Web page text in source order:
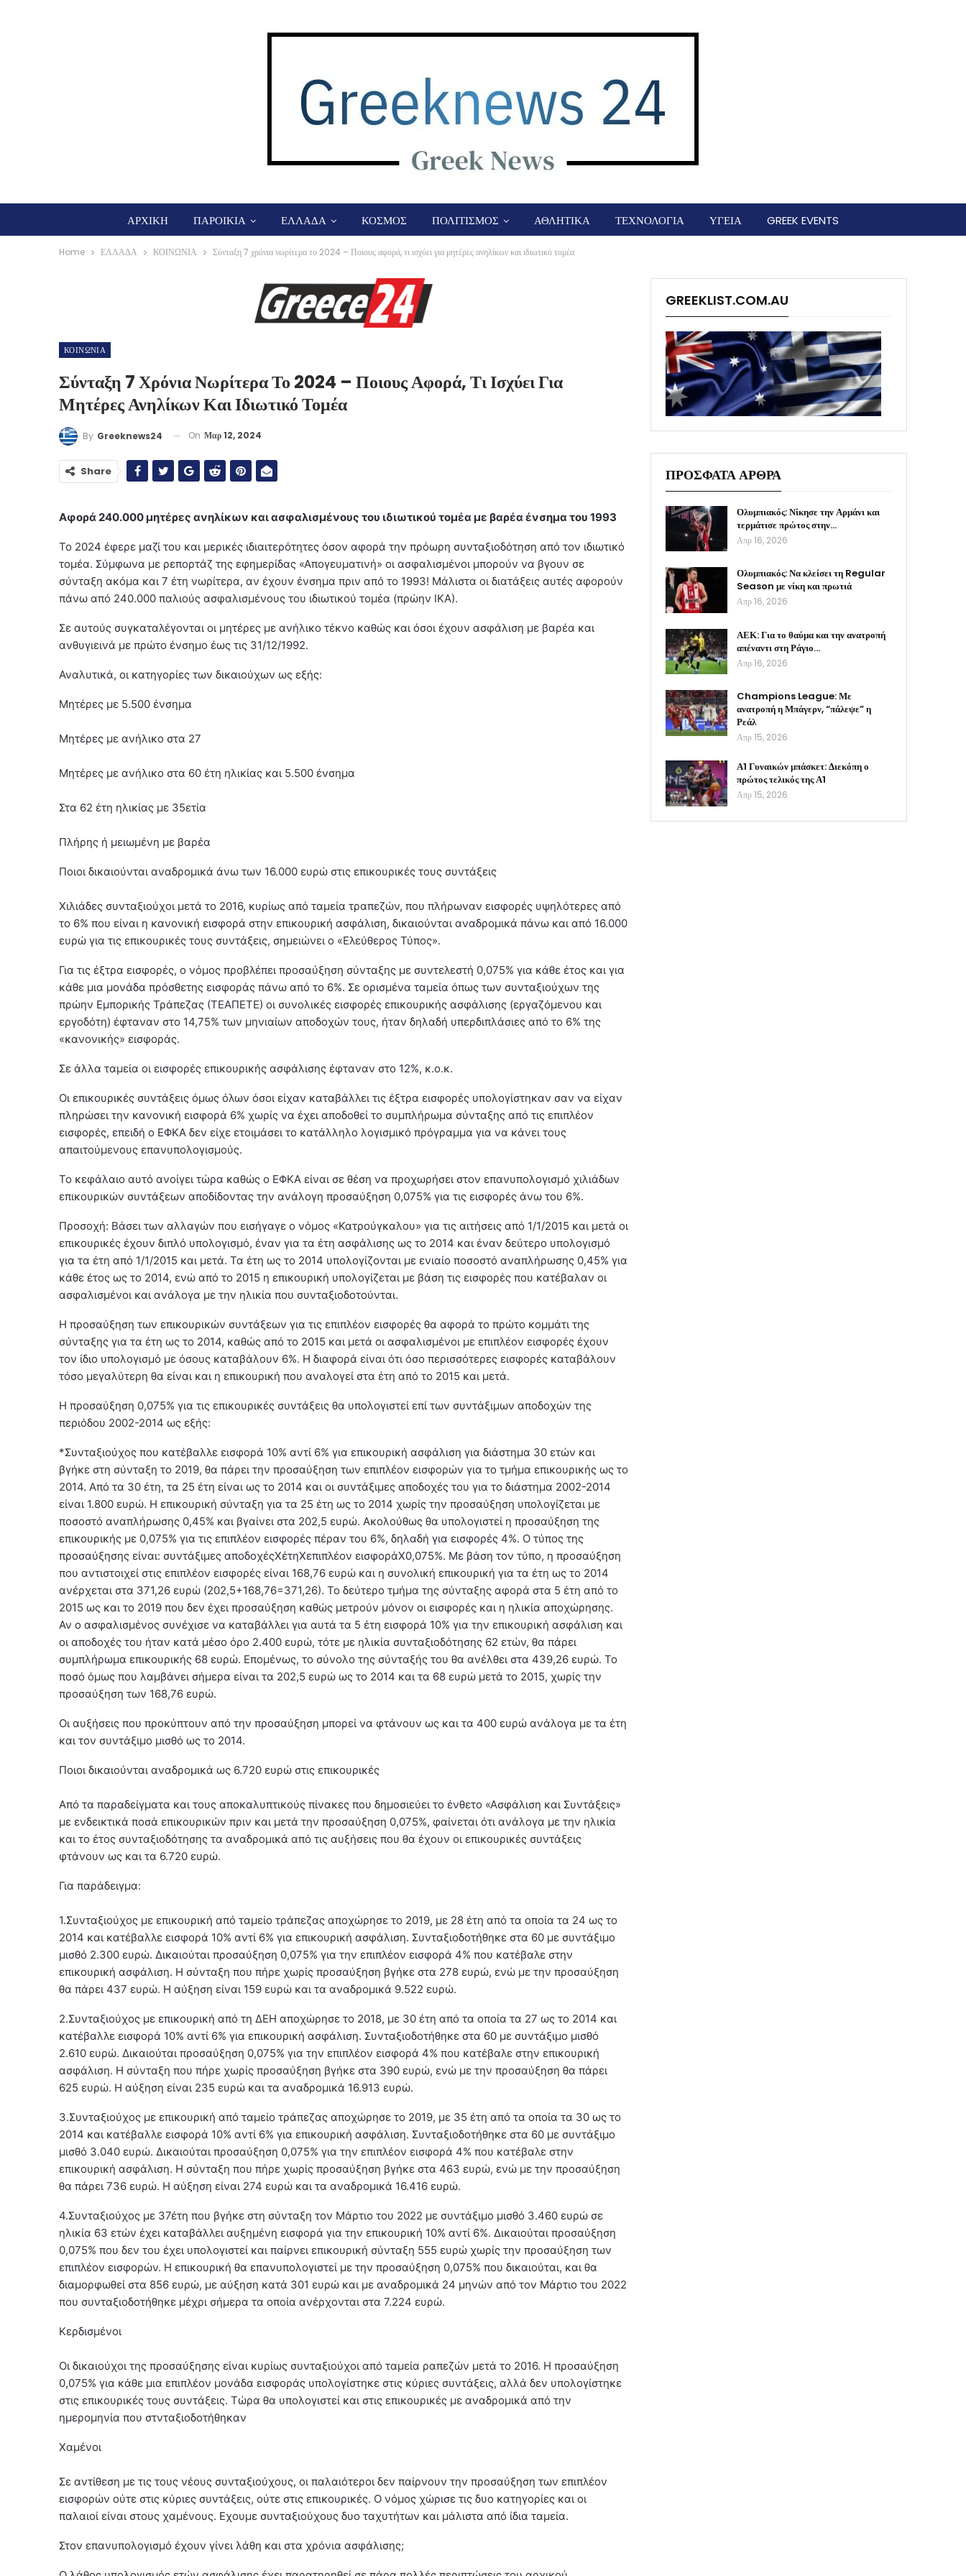
ΑΡΧΙΚΗ ΠΑΡΟΙΚΙΑ ΕΛΛΑΔΑ ΚΟΣΜΟΣ ΠΟΛΙΤΙΣΜΟΣ ΑΘΛΗΤΙΚΑ ΤΕΧΝΟΛΟΓΙΑ ΥΓΕΙΑ GREEK EVENTS
Home ΕΛΛΑΔΑ ΚΟΙΝΩΝΙΑ Σύνταξη 7 χρόνια νωρίτερα το 2024 – Ποιους αφορά, τι ισχύει για μητέρες ανηλίκων και ιδιωτικό τομέα
ΚΟΙΝΩΝΙΑ
Σύνταξη 7 Χρόνια Νωρίτερα Το 2024 – Ποιους Αφορά, Τι Ισχύει Για
Μητέρες Ανηλίκων Και Ιδιωτικό Τομέα
By Greeknews24 On Μαρ 12, 2024
Share
Αφορά 240.000 μητέρες ανηλίκων και ασφαλισμένους του ιδιωτικού τομέα με βαρέα ένσημα του 1993
Το 2024 έφερε μαζί του και μερικές ιδιαιτερότητες όσον αφορά την πρόωρη συνταξιοδότηση από τον ιδιωτικό
τομέα. Σύμφωνα με ρεπορτάζ της εφημερίδας «Απογευματινή» οι ασφαλισμένοι μπορούν να βγουν σε
σύνταξη ακόμα και 7 έτη νωρίτερα, αν έχουν ένσημα πριν από το 1993! Μάλιστα οι διατάξεις αυτές αφορούν
πάνω από 240.000 παλιούς ασφαλισμένους του ιδιωτικού τομέα (πρώην ΙΚΑ).
Σε αυτούς συγκαταλέγονται οι μητέρες με ανήλικο τέκνο καθώς και όσοι έχουν ασφάλιση με βαρέα και
ανθυγιεινά με πρώτο ένσημο έως τις 31/12/1992.
Αναλυτικά, οι κατηγορίες των δικαιούχων ως εξής:
Μητέρες με 5.500 ένσημα
Μητέρες με ανήλικο στα 27
Μητέρες με ανήλικο στα 60 έτη ηλικίας και 5.500 ένσημα
Στα 62 έτη ηλικίας με 35ετία
Πλήρης ή μειωμένη με βαρέα
Ποιοι δικαιούνται αναδρομικά άνω των 16.000 ευρώ στις επικουρικές τους συντάξεις
Χιλιάδες συνταξιούχοι μετά το 2016, κυρίως από ταμεία τραπεζών, που πλήρωναν εισφορές υψηλότερες από
το 6% που είναι η κανονική εισφορά στην επικουρική ασφάλιση, δικαιούνται αναδρομικά πάνω και από 16.000
ευρώ για τις επικουρικές τους συντάξεις, σημειώνει ο «Ελεύθερος Τύπος».
Για τις έξτρα εισφορές, ο νόμος προβλέπει προσαύξηση σύνταξης με συντελεστή 0,075% για κάθε έτος και για
κάθε μια μονάδα πρόσθετης εισφοράς πάνω από το 6%. Σε ορισμένα ταμεία όπως των συνταξιούχων της
πρώην Εμπορικής Τράπεζας (ΤΕΑΠΕΤΕ) οι συνολικές εισφορές επικουρικής ασφάλισης (εργαζόμενου και
εργοδότη) έφταναν στο 14,75% των μηνιαίων αποδοχών τους, ήταν δηλαδή υπερδιπλάσιες από το 6% της
«κανονικής» εισφοράς.
Σε άλλα ταμεία οι εισφορές επικουρικής ασφάλισης έφταναν στο 12%, κ.ο.κ.
Οι επικουρικές συντάξεις όμως όλων όσοι είχαν καταβάλλει τις έξτρα εισφορές υπολογίστηκαν σαν να είχαν
πληρώσει την κανονική εισφορά 6% χωρίς να έχει αποδοθεί το συμπλήρωμα σύνταξης από τις επιπλέον
εισφορές, επειδή ο ΕΦΚΑ δεν είχε ετοιμάσει το κατάλληλο λογισμικό πρόγραμμα για να κάνει τους
απαιτούμενους επανυπολογισμούς.
Το κεφάλαιο αυτό ανοίγει τώρα καθώς ο ΕΦΚΑ είναι σε θέση να προχωρήσει στον επανυπολογισμό χιλιάδων
επικουρικών συντάξεων αποδίδοντας την ανάλογη προσαύξηση 0,075% για τις εισφορές άνω του 6%.
Προσοχή: Βάσει των αλλαγών που εισήγαγε ο νόμος «Κατρούγκαλου» για τις αιτήσεις από 1/1/2015 και μετά οι
επικουρικές έχουν διπλό υπολογισμό, έναν για τα έτη ασφάλισης ως το 2014 και έναν δεύτερο υπολογισμό
για τα έτη από 1/1/2015 και μετά. Τα έτη ως το 2014 υπολογίζονται με ενιαίο ποσοστό αναπλήρωσης 0,45% για
κάθε έτος ως το 2014, ενώ από το 2015 η επικουρική υπολογίζεται με βάση τις εισφορές που κατέβαλαν οι
ασφαλισμένοι και ανάλογα με την ηλικία που συνταξιοδοτούνται.
Η προσαύξηση των επικουρικών συντάξεων για τις επιπλέον εισφορές θα αφορά το πρώτο κομμάτι της
σύνταξης για τα έτη ως το 2014, καθώς από το 2015 και μετά οι ασφαλισμένοι με επιπλέον εισφορές έχουν
τον ίδιο υπολογισμό με όσους καταβάλουν 6%. Η διαφορά είναι ότι όσο περισσότερες εισφορές καταβάλουν
τόσο μεγαλύτερη θα είναι και η επικουρική που αναλογεί στα έτη από το 2015 και μετά.
Η προσαύξηση 0,075% για τις επικουρικές συντάξεις θα υπολογιστεί επί των συντάξιμων αποδοχών της
περιόδου 2002-2014 ως εξής:
*Συνταξιούχος που κατέβαλλε εισφορά 10% αντί 6% για επικουρική ασφάλιση για διάστημα 30 ετών και
βγήκε στη σύνταξη το 2019, θα πάρει την προσαύξηση των επιπλέον εισφορών για το τμήμα επικουρικής ως το
2014. Από τα 30 έτη, τα 25 έτη είναι ως το 2014 και οι συντάξιμες αποδοχές του για το διάστημα 2002-2014
είναι 1.800 ευρώ. Η επικουρική σύνταξη για τα 25 έτη ως το 2014 χωρίς την προσαύξηση υπολογίζεται με
ποσοστό αναπλήρωσης 0,45% και βγαίνει στα 202,5 ευρώ. Ακολούθως θα υπολογιστεί η προσαύξηση της
επικουρικής με 0,075% για τις επιπλέον εισφορές πέραν του 6%, δηλαδή για εισφορές 4%. Ο τύπος της
προσαύξησης είναι: συντάξιμες αποδοχέςΧέτηΧεπιπλέον εισφοράΧ0,075%. Με βάση τον τύπο, η προσαύξηση
που αντιστοιχεί στις επιπλέον εισφορές είναι 168,76 ευρώ και η συνολική επικουρική για τα έτη ως το 2014
ανέρχεται στα 371,26 ευρώ (202,5+168,76=371,26). Το δεύτερο τμήμα της σύνταξης αφορά στα 5 έτη από το
2015 ως και το 2019 που δεν έχει προσαύξηση καθώς μετρούν μόνον οι εισφορές και η ηλικία αποχώρησης.
Αν ο ασφαλισμένος συνέχισε να καταβάλλει για αυτά τα 5 έτη εισφορά 10% για την επικουρική ασφάλιση και
οι αποδοχές του ήταν κατά μέσο όρο 2.400 ευρώ, τότε με ηλικία συνταξιοδότησης 62 ετών, θα πάρει
συμπλήρωμα επικουρικής 68 ευρώ. Επομένως, το σύνολο της σύνταξής του θα ανέλθει στα 439,26 ευρώ. Το
ποσό όμως που λαμβάνει σήμερα είναι τα 202,5 ευρώ ως το 2014 και τα 68 ευρώ μετά το 2015, χωρίς την
προσαύξηση των 168,76 ευρώ.
Οι αυξήσεις που προκύπτουν από την προσαύξηση μπορεί να φτάνουν ως και τα 400 ευρώ ανάλογα με τα έτη
και τον συντάξιμο μισθό ως το 2014.
Ποιοι δικαιούνται αναδρομικά ως 6.720 ευρώ στις επικουρικές
Από τα παραδείγματα και τους αποκαλυπτικούς πίνακες που δημοσιεύει το ένθετο «Ασφάλιση και Συντάξεις»
με ενδεικτικά ποσά επικουρικών πριν και μετά την προσαύξηση 0,075%, φαίνεται ότι ανάλογα με την ηλικία
και το έτος συνταξιοδότησης τα αναδρομικά από τις αυξήσεις που θα έχουν οι επικουρικές συντάξεις
φτάνουν ως και τα 6.720 ευρώ.
Για παράδειγμα:
1.Συνταξιούχος με επικουρική από ταμείο τράπεζας αποχώρησε το 2019, με 28 έτη από τα οποία τα 24 ως το
2014 και κατέβαλλε εισφορά 10% αντί 6% για επικουρική ασφάλιση. Συνταξιοδοτήθηκε στα 60 με συντάξιμο
μισθό 2.300 ευρώ. Δικαιούται προσαύξηση 0,075% για την επιπλέον εισφορά 4% που κατέβαλε στην
επικουρική ασφάλιση. Η σύνταξη που πήρε χωρίς προσαύξηση βγήκε στα 278 ευρώ, ενώ με την προσαύξηση
θα πάρει 437 ευρώ. Η αύξηση είναι 159 ευρώ και τα αναδρομικά 9.522 ευρώ.
2.Συνταξιούχος με επικουρική από τη ΔΕΗ αποχώρησε το 2018, με 30 έτη από τα οποία τα 27 ως το 2014 και
κατέβαλλε εισφορά 10% αντί 6% για επικουρική ασφάλιση. Συνταξιοδοτήθηκε στα 60 με συντάξιμο μισθό
2.610 ευρώ. Δικαιούται προσαύξηση 0,075% για την επιπλέον εισφορά 4% που κατέβαλε στην επικουρική
ασφάλιση. Η σύνταξη που πήρε χωρίς προσαύξηση βγήκε στα 390 ευρώ, ενώ με την προσαύξηση θα πάρει
625 ευρώ. Η αύξηση είναι 235 ευρώ και τα αναδρομικά 16.913 ευρώ.
3.Συνταξιούχος με επικουρική από ταμείο τράπεζας αποχώρησε το 2019, με 35 έτη από τα οποία τα 30 ως το
2014 και κατέβαλλε εισφορά 10% αντί 6% για επικουρική ασφάλιση. Συνταξιοδοτήθηκε στα 60 με συντάξιμο
μισθό 3.040 ευρώ. Δικαιούται προσαύξηση 0,075% για την επιπλέον εισφορά 4% που κατέβαλε στην
επικουρική ασφάλιση. Η σύνταξη που πήρε χωρίς προσαύξηση βγήκε στα 463 ευρώ, ενώ με την προσαύξηση
θα πάρει 736 ευρώ. Η αύξηση είναι 274 ευρώ και τα αναδρομικά 16.416 ευρώ.
4.Συνταξιούχος με 37έτη που βγήκε στη σύνταξη τον Μάρτιο του 2022 με συντάξιμο μισθό 3.460 ευρώ σε
ηλικία 63 ετών έχει καταβάλλει αυξημένη εισφορά για την επικουρική 10% αντί 6%. Δικαιούται προσαύξηση
0,075% που δεν του έχει υπολογιστεί και παίρνει επικουρική σύνταξη 555 ευρώ χωρίς την προσαύξηση των
επιπλέον εισφορών. Η επικουρική θα επανυπολογιστεί με την προσαύξηση 0,075% που δικαιούται, και θα
διαμορφωθεί στα 856 ευρώ, με αύξηση κατά 301 ευρώ και με αναδρομικά 24 μηνών από τον Μάρτιο του 2022
που συνταξιοδοτήθηκε μέχρι σήμερα τα οποία ανέρχονται στα 7.224 ευρώ.
Κερδισμένοι
Οι δικαιούχοι της προσαύξησης είναι κυρίως συνταξιούχοι από ταμεία ραπεζών μετά το 2016. Η προσαύξηση
0,075% για κάθε μια επιπλέον μονάδα εισφοράς υπολογίστηκε στις κύριες συντάξεις, αλλά δεν υπολογίστηκε
στις επικουρικές τους συντάξεις. Τώρα θα υπολογιστεί και στις επικουρικές με αναδρομικά από την
ημερομηνία που στνταξιοδοτήθηκαν
Χαμένοι
Σε αντίθεση με τις τους νέους συνταξιούχους, οι παλαιότεροι δεν παίρνουν την προσαύξηση των επιπλέον
εισφορών ούτε στις κύριες συντάξεις, ούτε στις επικουρικές. Ο νόμος χώρισε τις δυο κατηγορίες και οι
παλαιοί είναι στους χαμένους. Εχουμε συνταξιούχους δυο ταχυτήτων και μάλιστα από ίδια ταμεία.
Στον επανυπολογισμό έχουν γίνει λάθη και στα χρόνια ασφάλισης;
GREEKLIST.COM.AU
ΠΡΟΣΦΑΤΑ ΑΡΘΡΑ
Ολυμπιακός: Νίκησε την Αρμάνι και
τερμάτισε πρώτος στην…
Απρ 16, 2026
Ολυμπιακός: Να κλείσει τη Regular
Season με νίκη και πρωτιά
Απρ 16, 2026
ΑΕΚ: Για το θαύμα και την ανατροπή
απέναντι στη Ράγιο…
Απρ 16, 2026
Champions League: Με
ανατροπή η Μπάγερν, “πάλεψε” η
Ρεάλ
Απρ 15, 2026
Α1 Γυναικών μπάσκετ: Διεκόπη ο
πρώτος τελικός της Α1
Απρ 15, 2026